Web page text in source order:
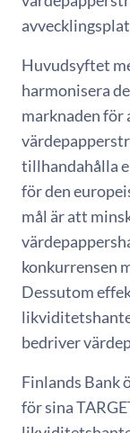
Huvudsyftet
harmonisera
marknaden för
tillhandahålla
för den
mål är att
konkurrensen
Dessutom
bedriver
Finlands Bank
för sina